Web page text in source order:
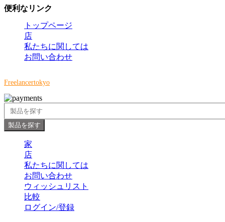
便利なリンク
トップページ
店
私たちに関しては
お問い合わせ
Freelancertokyo
製品を探す
家
店
私たちに関しては
お問い合わせ
ウィッシュリスト
比較
ログイン/登録